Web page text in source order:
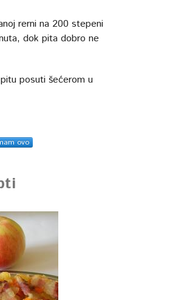
rerni na 200 stepeni
dok pita dobro ne
posuti šećerom u
ovo